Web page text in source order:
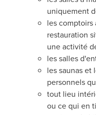
uniquement
les comptoirs
restauration
une activité
les salles
les saunas et
personnels
tout lieu
ou ce qui en